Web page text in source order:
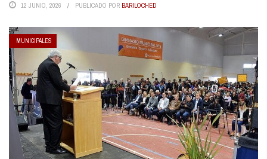
12 JUNIO, 2026 PUBLICADO POR BARILOCHED
MUNICIPALES